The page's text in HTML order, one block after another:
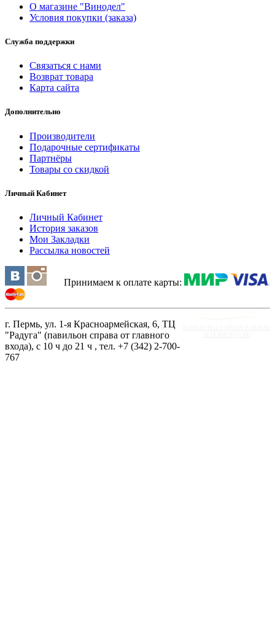
О магазине "Винодел"
Условия покупки (заказа)
Служба поддержки
Связаться с нами
Возврат товара
Карта сайта
Дополнительно
Производители
Подарочные сертификаты
Партнёры
Товары со скидкой
Личный Кабинет
Личный Кабинет
История заказов
Мои Закладки
Рассылка новостей
Принимаем к оплате карты:
г. Пермь, ул. 1-я Красноармейская, 6, ТЦ
"Радуга" (павильон справа от главного
входа), с 10 ч до 21 ч , тел. +7 (342) 2-700-
767